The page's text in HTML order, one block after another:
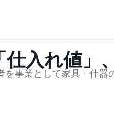
入れ値」
事業として家具・什器